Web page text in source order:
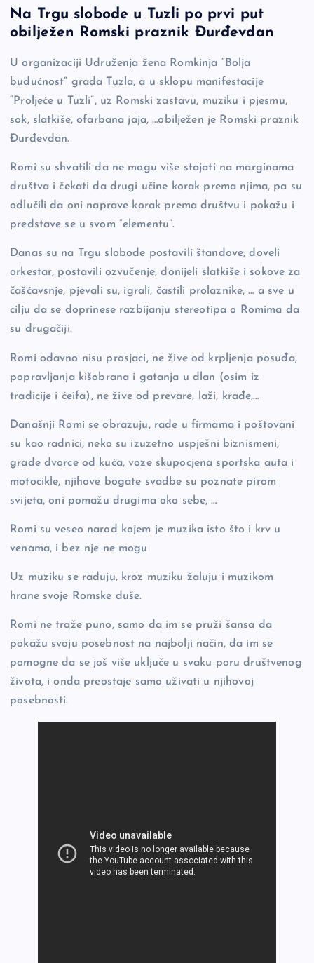
c
e
b
o
o
k
p
y
Li
n
k
se
n
g
er
er ar
e
Na Trgu slobode u Tuzli po prvi put
obilježen Romski praznik Đurđevdan
U organizaciji Udruženja žena Romkinja “Bolja
budućnost” grada Tuzla, a u sklopu manifestacije
“Proljeće u Tuzli”, uz Romski zastavu, muziku i pjesmu,
sok, slatkiše, ofarbana jaja, …obilježen je Romski praznik
Đurđevdan.
Romi su shvatili da ne mogu više stajati na marginama
društva i čekati da drugi učine korak prema njima, pa su
odlučili da oni naprave korak prema društvu i pokažu i
predstave se u svom “elementu”.
Danas su na Trgu slobode postavili štandove, doveli
orkestar, postavili ozvučenje, donijeli slatkiše i sokove za
čašćavsnje, pjevali su, igrali, častili prolaznike, … a sve u
cilju da se doprinese razbijanju stereotipa o Romima da
su drugačiji.
Romi odavno nisu prosjaci, ne žive od krpljenja posuđa,
popravljanja kišobrana i gatanja u dlan (osim iz
tradicije i ćeifa), ne žive od prevare, laži, krađe,…
Današnji Romi se obrazuju, rade u firmama i poštovani
su kao radnici, neko su izuzetno uspješni biznismeni,
grade dvorce od kuća, voze skupocjena sportska auta i
motocikle, njihove bogate svadbe su poznate pirom
svijeta, oni pomažu drugima oko sebe, …
Romi su veseo narod kojem je muzika isto što i krv u
venama, i bez nje ne mogu
Uz muziku se raduju, kroz muziku žaluju i muzikom
hrane svoje Romske duše.
Romi ne traže puno, samo da im se pruži šansa da
pokažu svoju posebnost na najbolji način, da im se
pomogne da se još više uključe u svaku poru društvenog
života, i onda preostaje samo uživati u njihovoj
posebnosti.